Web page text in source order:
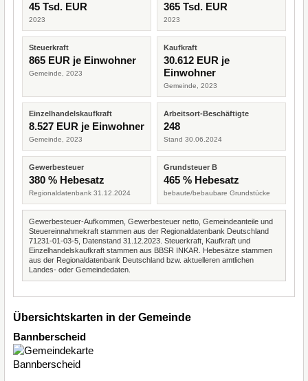
45 Tsd. EUR
2023
365 Tsd. EUR
2023
Steuerkraft
865 EUR je Einwohner
Gemeinde, 2023
Kaufkraft
30.612 EUR je
Einwohner
Gemeinde, 2023
Einzelhandelskaufkraft
8.527 EUR je Einwohner
Gemeinde, 2023
Arbeitsort-Beschäftigte
248
Stand 30.06.2024
Gewerbesteuer
380 % Hebesatz
Regionaldatenbank 31.12.2024
Grundsteuer B
465 % Hebesatz
bebaute/bebaubare Grundstücke
Gewerbesteuer-Aufkommen, Gewerbesteuer netto, Gemeindeanteile und
Steuereinnahmekraft stammen aus der Regionaldatenbank Deutschland
71231-01-03-5, Datenstand 31.12.2023. Steuerkraft, Kaufkraft und
Einzelhandelskaufkraft stammen aus BBSR INKAR. Hebesätze stammen
aus der Regionaldatenbank Deutschland bzw. aktuelleren amtlichen
Landes- oder Gemeindedaten.
Übersichtskarten in der Gemeinde
Bannberscheid